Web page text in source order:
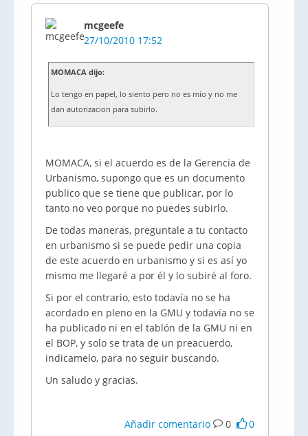
mcgeefe
27/10/2010 17:52
MOMACA dijo:
Lo tengo en papel, lo siento pero no es mio y no me
dan autorizacion para subirlo.
MOMACA, si el acuerdo es de la Gerencia de
Urbanismo, supongo que es un documento
publico que se tiene que publicar, por lo
tanto no veo porque no puedes subirlo.
De todas maneras, preguntale a tu contacto
en urbanismo si se puede pedir una copia
de este acuerdo en urbanismo y si es así yo
mismo me llegaré a por él y lo subiré al foro.
Si por el contrario, esto todavía no se ha
acordado en pleno en la GMU y todavía no se
ha publicado ni en el tablón de la GMU ni en
el BOP, y solo se trata de un preacuerdo,
indicamelo, para no seguir buscando.
Un saludo y gracias.
Añadir comentario 0 0